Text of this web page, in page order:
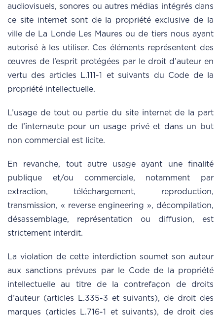
audiovisuels, sonores ou autres médias intégrés dans
ce site internet sont de la propriété exclusive de la
ville de La Londe Les Maures ou de tiers nous ayant
autorisé à les utiliser. Ces éléments représentent des
œuvres de l’esprit protégées par le droit d’auteur en
vertu des articles L.111-1 et suivants du Code de la
propriété intellectuelle.
L’usage de tout ou partie du site internet de la part
de l’internaute pour un usage privé et dans un but
non commercial est licite.
En revanche, tout autre usage ayant une finalité
publique et/ou commerciale, notamment par
extraction, téléchargement, reproduction,
transmission, « reverse engineering », décompilation,
désassemblage, représentation ou diffusion, est
strictement interdit.
La violation de cette interdiction soumet son auteur
aux sanctions prévues par le Code de la propriété
intellectuelle au titre de la contrefaçon de droits
d’auteur (articles L.335-3 et suivants), de droit des
marques (articles L.716-1 et suivants), de droit des